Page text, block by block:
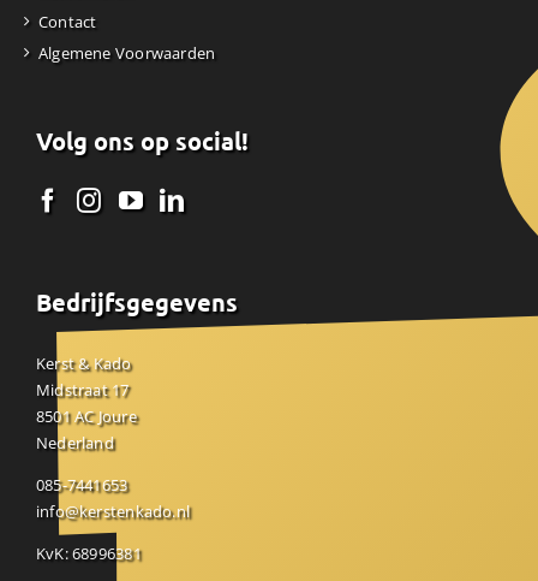
Contact
Algemene Voorwaarden
Volg ons op social!
Bedrijfsgegevens
Kerst & Kado
Midstraat 17
8501 AC Joure
Nederland
085-7441653
info@kerstenkado.nl
KvK: 68996381